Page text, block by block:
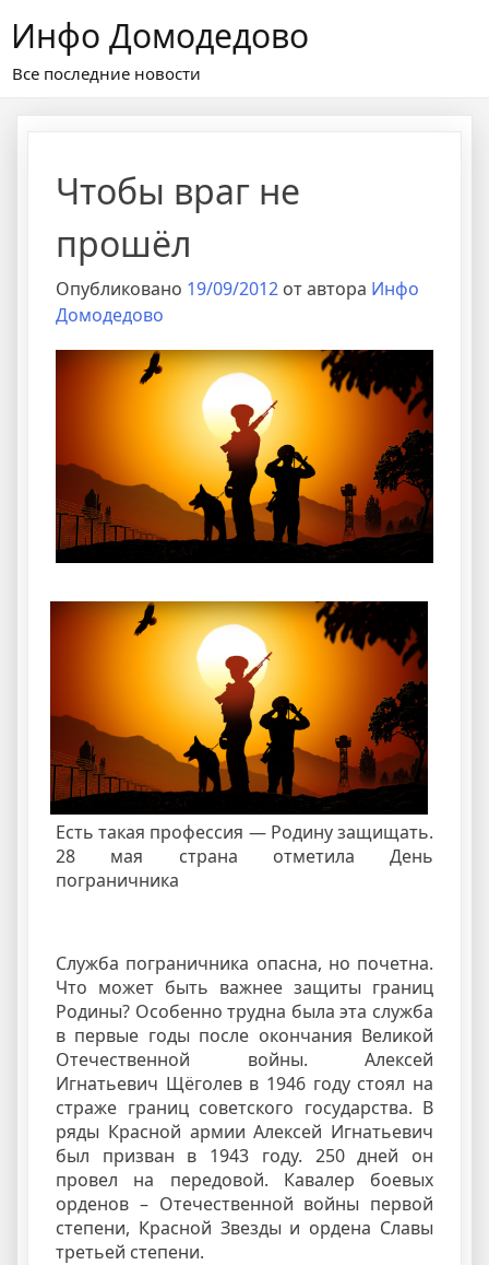
содержимому
Инфо Домодедово
Все последние новости
Чтобы враг не
прошёл
Опубликовано 19/09/2012 от автора Инфо
Домодедово
Есть такая профессия — Родину защищать.
28 мая страна отметила День
пограничника
Служба пограничника опасна, но почетна.
Что может быть важнее защиты границ
Родины? Особенно трудна была эта служба
в первые годы после окончания Великой
Отечественной войны. Алексей
Игнатьевич Щёголев в 1946 году стоял на
страже границ советского государства. В
ряды Красной армии Алексей Игнатьевич
был призван в 1943 году. 250 дней он
провел на передовой. Кавалер боевых
орденов – Отечественной войны первой
степени, Красной Звезды и ордена Славы
третьей степени.